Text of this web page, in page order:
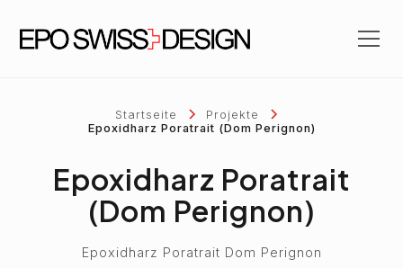
Startseite
Projekte
Epoxidharz Poratrait (Dom Perignon)
Epoxidharz Poratrait
(Dom Perignon)
Epoxidharz Poratrait Dom Perignon